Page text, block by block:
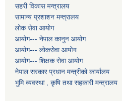
सहरी विकास मन्त्रालय
सामान्य प्रशाशन मन्त्रालय
लोक सेवा आयोग
आयोग--- नेपाल कानुन आयोग
आयोग--- लोकसेवा आयोग
आयोग--- शिक्षक सेवा आयोग
नेपाल सरकार प्रधान मन्त्रीको कार्यालय
भुमि व्यवस्था , कृषि तथा सहकारी मन्त्रालय